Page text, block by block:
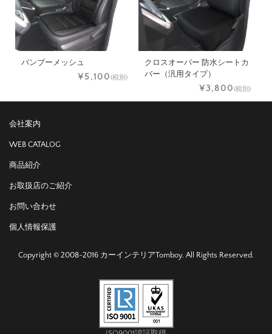
バンブーメッシュ
¥5,100(税別)
クロスオーバー 防水シートカ
バー（汎用タイプ）
¥3,800(税別)
会社案内
WEB CATALOG
商品紹介
お取扱店のご紹介
お問い合わせ
個人情報保護
Copyright © 2008-2016 カーインテリアTomboy. All Rights Reserved.